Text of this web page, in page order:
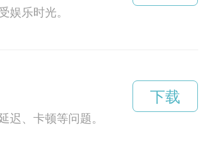
娱乐时光。
迟、卡顿等问题。
下载